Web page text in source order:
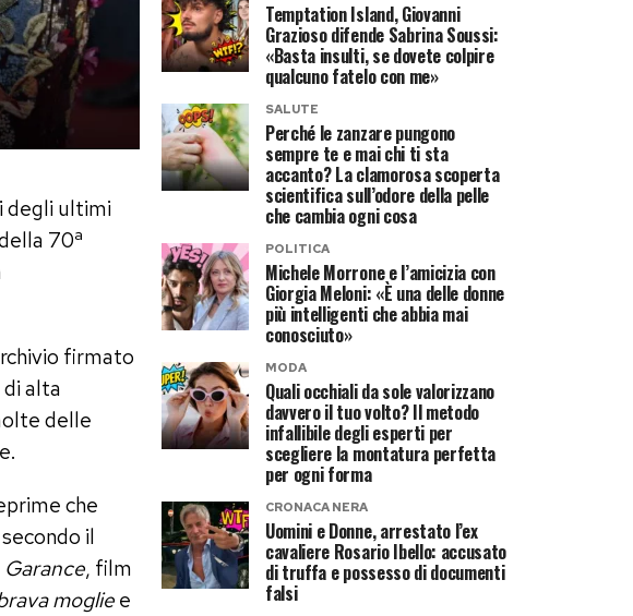
degli ultimi
70ª
firmato
alta
delle
che
il
Garance, film
mogliee
Temptation Island, Giovanni
Grazioso difende Sabrina Soussi:
«Basta insulti, se dovete colpire
qualcuno fatelo con me»
SALUTE
Perché le zanzare pungono
sempre te e mai chi ti sta
accanto? La clamorosa scoperta
scientifica sull’odore della pelle
che cambia ogni cosa
POLITICA
Michele Morrone e l’amicizia con
Giorgia Meloni: «È una delle donne
più intelligenti che abbia mai
conosciuto»
MODA
Quali occhiali da sole valorizzano
davvero il tuo volto? Il metodo
infallibile degli esperti per
scegliere la montatura perfetta
per ogni forma
CRONACA NERA
Uomini e Donne, arrestato l’ex
cavaliere Rosario Ibello: accusato
di truffa e possesso di documenti
falsi